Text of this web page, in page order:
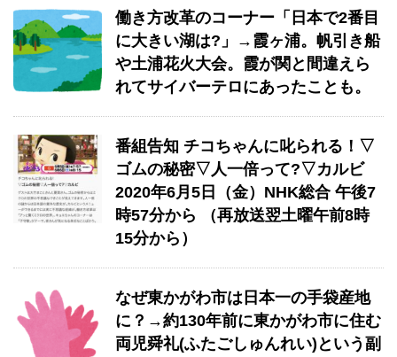
働き方改革のコーナー「日本で2番目
に大きい湖は?」→霞ヶ浦。帆引き船
や土浦花火大会。霞が関と間違えら
れてサイバーテロにあったことも。
番組告知 チコちゃんに叱られる！▽
ゴムの秘密▽人一倍って?▽カルビ
2020年6月5日（金）NHK総合 午後7
時57分から （再放送翌土曜午前8時
15分から）
なぜ東かがわ市は日本一の手袋産地
に？→約130年前に東かがわ市に住む
両児舜礼(ふたごしゅんれい)という副